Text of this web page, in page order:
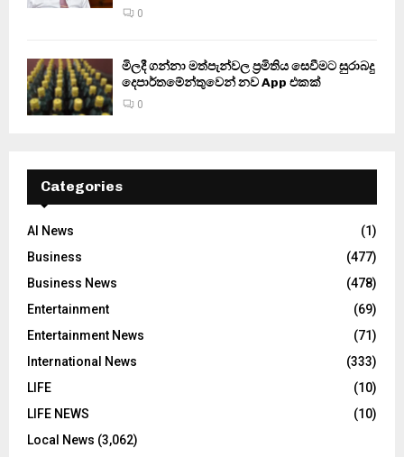
0
මිලදී ගන්නා මත්පැන්වල ප්‍රමිතිය සෙවීමට සුරාබදු
දෙපාර්තමේන්තුවෙන් නව App එකක්
0
Categories
AI News
(1)
Business
(477)
Business News
(478)
Entertainment
(69)
Entertainment News
(71)
International News
(333)
LIFE
(10)
LIFE NEWS
(10)
Local News (3,062)